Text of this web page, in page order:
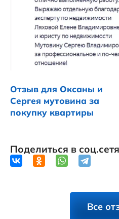
Отзыв для Оксаны и
Сергея мутовина за
покупку квартиры
Поделиться в
Все